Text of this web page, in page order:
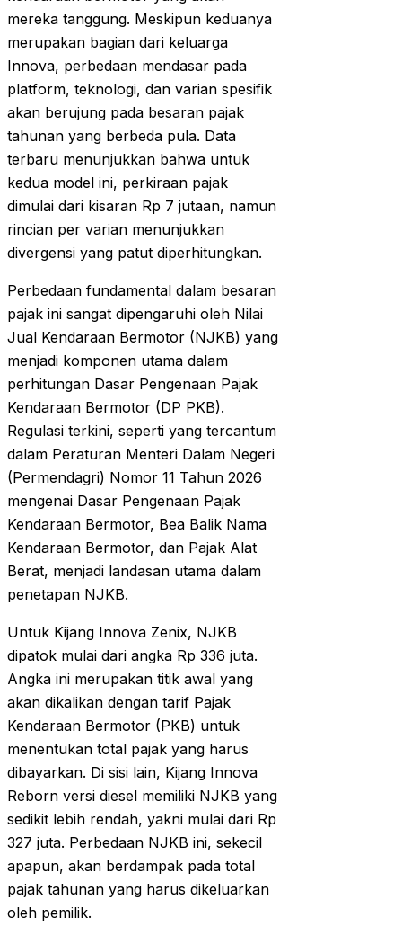
mereka tanggung. Meskipun keduanya
merupakan bagian dari keluarga
Innova, perbedaan mendasar pada
platform, teknologi, dan varian spesifik
akan berujung pada besaran pajak
tahunan yang berbeda pula. Data
terbaru menunjukkan bahwa untuk
kedua model ini, perkiraan pajak
dimulai dari kisaran Rp 7 jutaan, namun
rincian per varian menunjukkan
divergensi yang patut diperhitungkan.
Perbedaan fundamental dalam besaran
pajak ini sangat dipengaruhi oleh Nilai
Jual Kendaraan Bermotor (NJKB) yang
menjadi komponen utama dalam
perhitungan Dasar Pengenaan Pajak
Kendaraan Bermotor (DP PKB).
Regulasi terkini, seperti yang tercantum
dalam Peraturan Menteri Dalam Negeri
(Permendagri) Nomor 11 Tahun 2026
mengenai Dasar Pengenaan Pajak
Kendaraan Bermotor, Bea Balik Nama
Kendaraan Bermotor, dan Pajak Alat
Berat, menjadi landasan utama dalam
penetapan NJKB.
Untuk Kijang Innova Zenix, NJKB
dipatok mulai dari angka Rp 336 juta.
Angka ini merupakan titik awal yang
akan dikalikan dengan tarif Pajak
Kendaraan Bermotor (PKB) untuk
menentukan total pajak yang harus
dibayarkan. Di sisi lain, Kijang Innova
Reborn versi diesel memiliki NJKB yang
sedikit lebih rendah, yakni mulai dari Rp
327 juta. Perbedaan NJKB ini, sekecil
apapun, akan berdampak pada total
pajak tahunan yang harus dikeluarkan
oleh pemilik.